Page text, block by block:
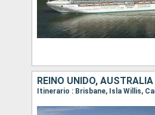
REINO UNIDO, AUSTRALIA
Itinerario : Brisbane, Isla Willis,